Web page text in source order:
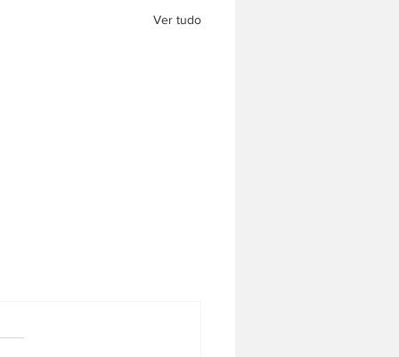
Ver tudo